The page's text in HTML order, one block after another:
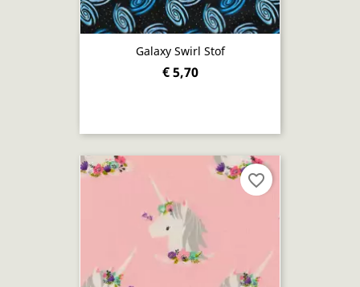
Galaxy Swirl Stof
€ 5,70
favorite_border